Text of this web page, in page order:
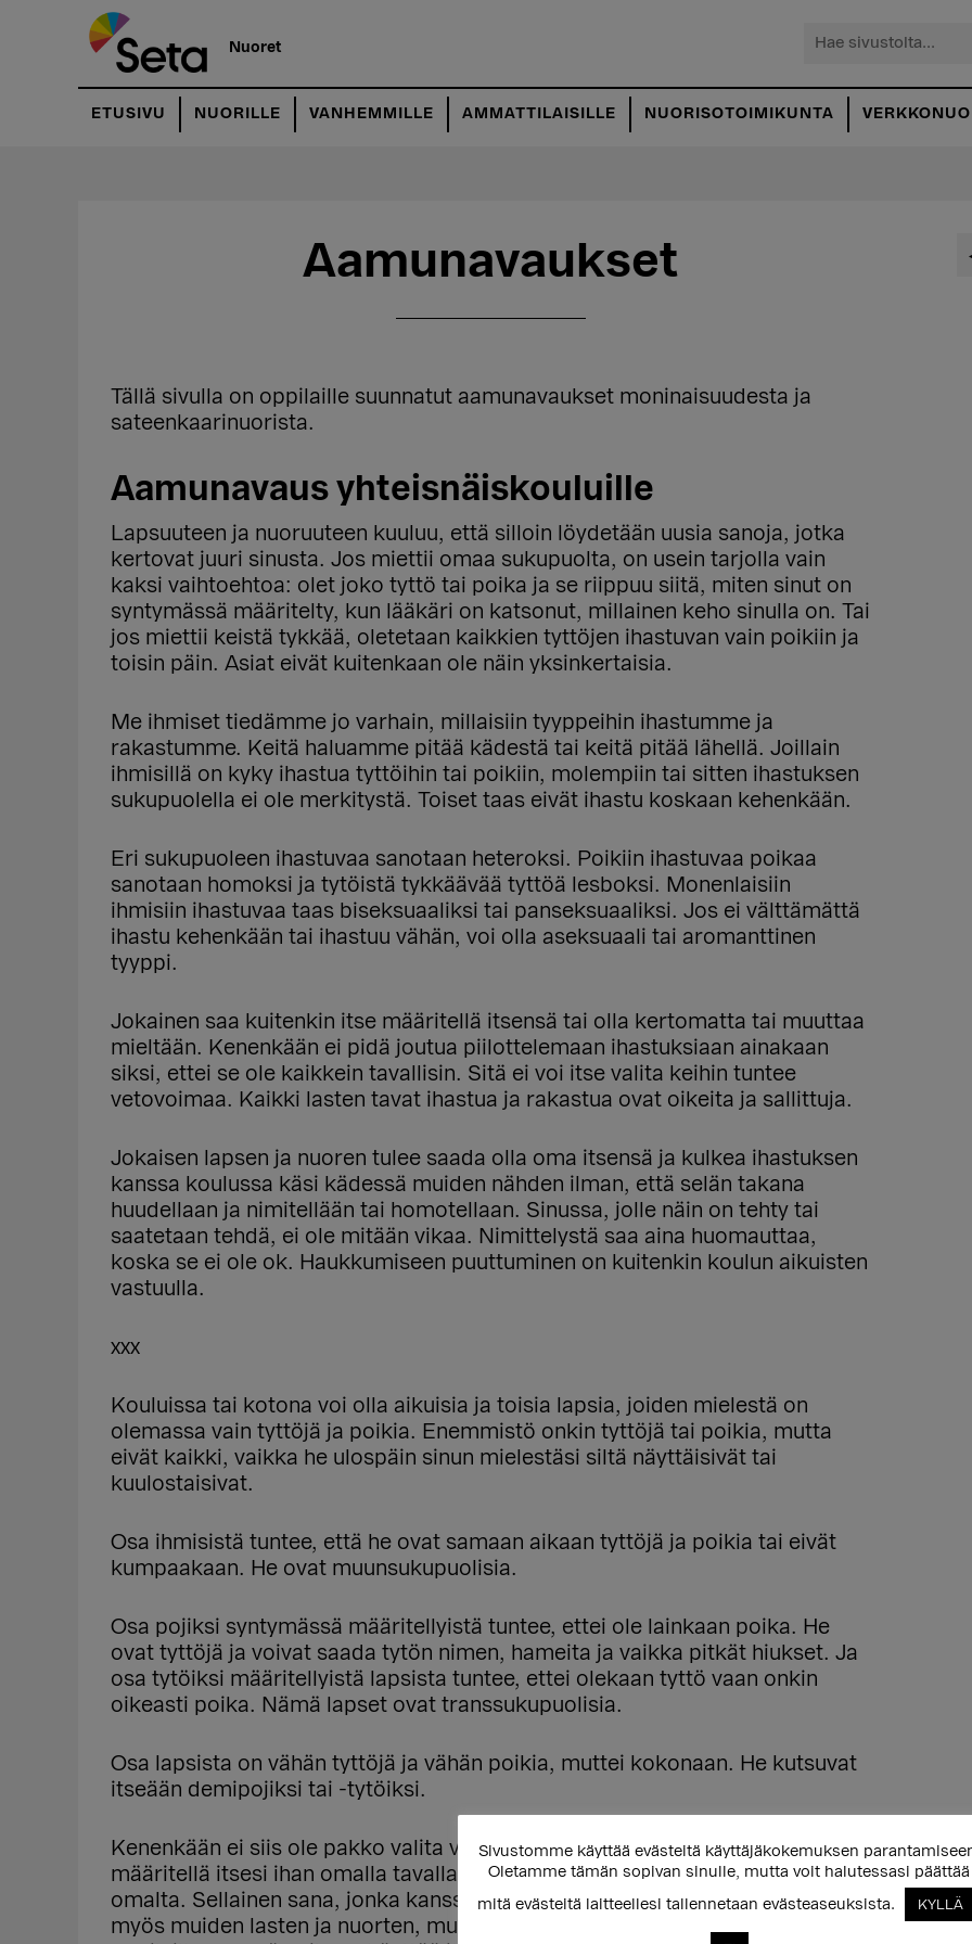
pääsisältöön
ensisijaiseen
Nuoret
Hae
ETUSIVU NUORILLE VANHEMMILLE AMMATTILAISILLE NUORISOTOIMIKUNTA
Aamunavaukset
Tällä sivulla on oppilaille suunnatut aamunavaukset moninaisuudesta ja
sateenkaarinuorista.
Aamunavaus yhteisnäiskouluille
Lapsuuteen ja nuoruuteen kuuluu, että silloin löydetään uusia sanoja, jotka
kertovat juuri sinusta. Jos miettii omaa sukupuolta, on usein tarjolla vain
kaksi vaihtoehtoa: olet joko tyttö tai poika ja se riippuu siitä, miten sinut on
syntymässä määritelty, kun lääkäri on katsonut, millainen keho sinulla on. Tai
jos miettii keistä tykkää, oletetaan kaikkien tyttöjen ihastuvan vain poikiin ja
toisin päin. Asiat eivät kuitenkaan ole näin yksinkertaisia.
Me ihmiset tiedämme jo varhain, millaisiin tyyppeihin ihastumme ja
rakastumme. Keitä haluamme pitää kädestä tai keitä pitää lähellä. Joillain
ihmisillä on kyky ihastua tyttöihin tai poikiin, molempiin tai sitten ihastuksen
sukupuolella ei ole merkitystä. Toiset taas eivät ihastu koskaan kehenkään.
Eri sukupuoleen ihastuvaa sanotaan heteroksi. Poikiin ihastuvaa poikaa
sanotaan homoksi ja tytöistä tykkäävää tyttöä lesboksi. Monenlaisiin
ihmisiin ihastuvaa taas biseksuaaliksi tai panseksuaaliksi. Jos ei välttämättä
ihastu kehenkään tai ihastuu vähän, voi olla aseksuaali tai aromanttinen
tyyppi.
Jokainen saa kuitenkin itse määritellä itsensä tai olla kertomatta tai muuttaa
mieltään. Kenenkään ei pidä joutua piilottelemaan ihastuksiaan ainakaan
siksi, ettei se ole kaikkein tavallisin. Sitä ei voi itse valita keihin tuntee
vetovoimaa. Kaikki lasten tavat ihastua ja rakastua ovat oikeita ja sallittuja.
Jokaisen lapsen ja nuoren tulee saada olla oma itsensä ja kulkea ihastuksen
kanssa koulussa käsi kädessä muiden nähden ilman, että selän takana
huudellaan ja nimitellään tai homotellaan. Sinussa, jolle näin on tehty tai
saatetaan tehdä, ei ole mitään vikaa. Nimittelystä saa aina huomauttaa,
koska se ei ole ok. Haukkumiseen puuttuminen on kuitenkin koulun aikuisten
vastuulla.
xxx
Kouluissa tai kotona voi olla aikuisia ja toisia lapsia, joiden mielestä on
olemassa vain tyttöjä ja poikia. Enemmistö onkin tyttöjä tai poikia, mutta
eivät kaikki, vaikka he ulospäin sinun mielestäsi siltä näyttäisivät tai
kuulostaisivat.
Osa ihmisistä tuntee, että he ovat samaan aikaan tyttöjä ja poikia tai eivät
kumpaakaan. He ovat muunsukupuolisia.
Osa pojiksi syntymässä määritellyistä tuntee, ettei ole lainkaan poika. He
ovat tyttöjä ja voivat saada tytön nimen, hameita ja vaikka pitkät hiukset. Ja
osa tytöiksi määritellyistä lapsista tuntee, ettei olekaan tyttö vaan onkin
oikeasti poika. Nämä lapset ovat transsukupuolisia.
Osa lapsista on vähän tyttöjä ja vähän poikia, muttei kokonaan. He kutsuvat
itseään demipojiksi tai -tytöiksi.
Kenenkään ei siis ole pakko valita vain kahdesta vaihtoehdosta! Saat
määritellä itsesi ihan omalla tavallasi. Tärkeintä on, että se tuntuu oikealta ja
omalta. Sellainen sana, jonka kanssa viihtyy ja on hyvä olla. Tätä sanaa pitää
myös muiden lasten ja nuorten, mutta myös aikuisten käyttää. Teillä
Sivustomme käyttää evästeitä käyttäjäkokemuksen
Oletamme tämän sopivan sinulle, mutta voit halutessasi päättää
mitä evästeitä laitteellesi tallennetaan evästeaseuksista.
KYLLÄ